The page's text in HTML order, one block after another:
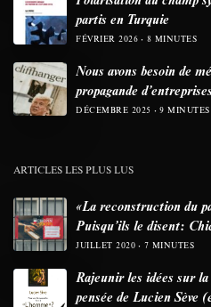
partis en Turquie
FÉVRIER 2026 8 MINUTES
Nous avons besoin de
propagande
DÉCEMBRE 2025 9 MINUTES
ARTICLES LES PLUS LUS
«La reconstruction du
Puisqu’ils le disent:
JUILLET 2020 7 MINUTES
Rajeunir les idées sur
pensée de Lucien Sève